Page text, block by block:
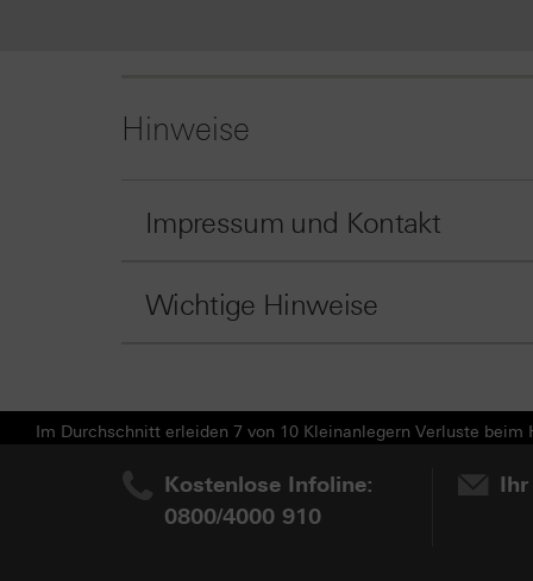
Hinweise
Impressum und Kontakt
Wichtige Hinweise
Im Durchschnitt erleiden 7 von 10 Kleinanlegern Verluste
Kostenlose Infoline:
0800/4000 910